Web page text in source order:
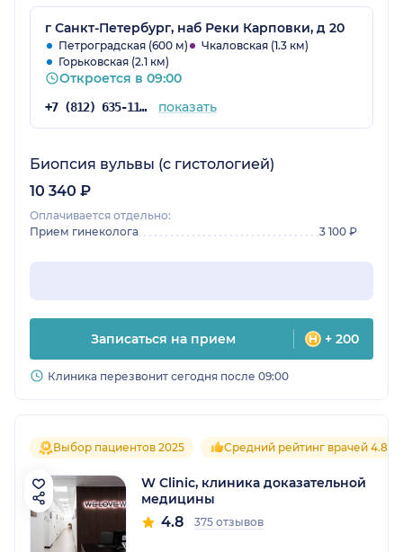
г Санкт-Петербург, наб Реки Карповки, д 20
Петроградская (600 м)
Чкаловская (1.3 км)
Горьковская (2.1 км)
Откроется в 09:00
+7 (812) 635-11-25 показать
Биопсия вульвы (с гистологией)
10 340 ₽
Оплачивается отдельно:
Прием гинеколога
3 100 ₽
Записаться на прием + 200
Клиника перезвонит сегодня после 09:00
Выбор пациентов 2025 Средний рейтинг врачей 4.8
W Сlinic, клиника доказательной
медицины
4.8 375 отзывов